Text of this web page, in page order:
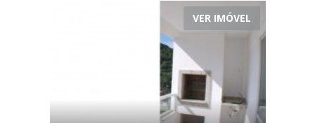
VER IMÓVEL